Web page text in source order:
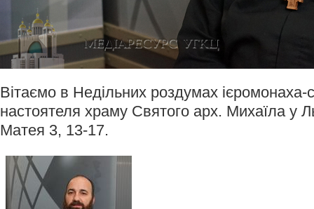
Вітаємо в Недільних роздумах
настоятеля храму Святого арх. Михаїла у
Матея 3, 13-17.